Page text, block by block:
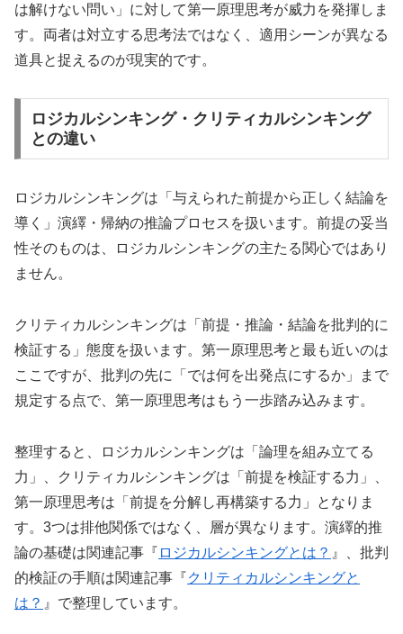
は解けない問い」に対して第一原理思考が威力を発揮しま
す。両者は対立する思考法ではなく、適用シーンが異なる
道具と捉えるのが現実的です。
ロジカルシンキング・クリティカルシンキング
との違い
ロジカルシンキングは「与えられた前提から正しく結論を
導く」演繹・帰納の推論プロセスを扱います。前提の妥当
性そのものは、ロジカルシンキングの主たる関心ではあり
ません。
クリティカルシンキングは「前提・推論・結論を批判的に
検証する」態度を扱います。第一原理思考と最も近いのは
ここですが、批判の先に「では何を出発点にするか」まで
規定する点で、第一原理思考はもう一歩踏み込みます。
整理すると、ロジカルシンキングは「論理を組み立てる
力」、クリティカルシンキングは「前提を検証する力」、
第一原理思考は「前提を分解し再構築する力」となりま
す。3つは排他関係ではなく、層が異なります。演繹的推
論の基礎は関連記事『 ロジカルシンキングとは？ 』、批判
的検証の手順は関連記事『クリティカルシンキングと
は？ 』で整理しています。